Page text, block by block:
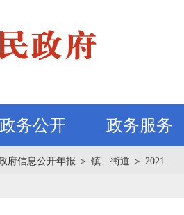
政务公开 政务服务
府信息公开年报 ＞ 镇、街道 ＞ 2021